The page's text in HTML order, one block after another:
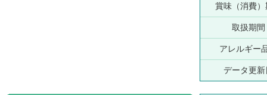
賞味（消費）
取扱期間
アレルギー
データ更新